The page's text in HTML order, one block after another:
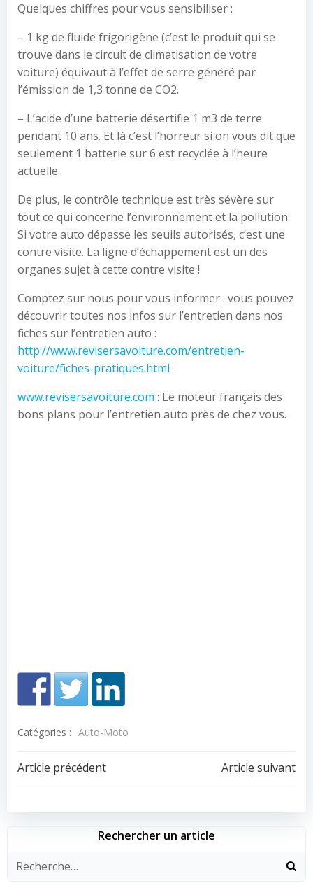
Quelques chiffres pour vous sensibiliser :
– 1 kg de fluide frigorigène (c’est le produit qui se
trouve dans le circuit de climatisation de votre
voiture) équivaut à l’effet de serre généré par
l’émission de 1,3 tonne de CO2.
– L’acide d’une batterie désertifie 1 m3 de terre
pendant 10 ans. Et là c’est l’horreur si on vous dit que
seulement 1 batterie sur 6 est recyclée à l’heure
actuelle.
De plus, le contrôle technique est très sévère sur
tout ce qui concerne l’environnement et la pollution.
Si votre auto dépasse les seuils autorisés, c’est une
contre visite. La ligne d’échappement est un des
organes sujet à cette contre visite !
Comptez sur nous pour vous informer : vous pouvez
découvrir toutes nos infos sur l’entretien dans nos
fiches sur l’entretien auto :
http://www.revisersavoiture.com/entretien-
voiture/fiches-pratiques.html
www.revisersavoiture.com : Le moteur français des
bons plans pour l’entretien auto près de chez vous.
Catégories : Auto-Moto
Navigation
de
l’article
Article précédent
Navigation
de
l’article
Article suivant
Rechercher un article